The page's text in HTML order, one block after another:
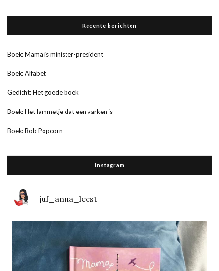
Recente berichten
Boek: Mama is minister-president
Boek: Alfabet
Gedicht: Het goede boek
Boek: Het lammetje dat een varken is
Boek: Bob Popcorn
Instagram
juf_anna_leest